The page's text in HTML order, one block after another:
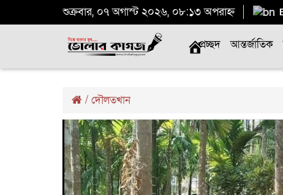
শুক্রবার, ০৭ অগাস্ট ২০২৬, ০৮:১৩ অপরাহ্ন
প্রচ্ছদ আন্তর্জাতিক
/ দৌলতখান